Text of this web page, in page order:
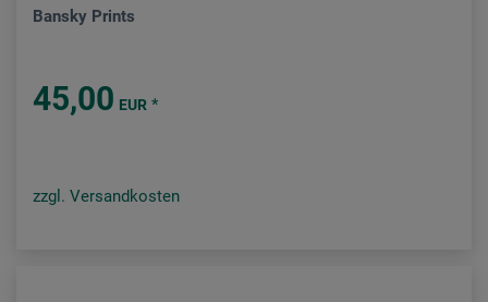
Bansky Prints
45,00 EUR *
zzgl. Versandkosten